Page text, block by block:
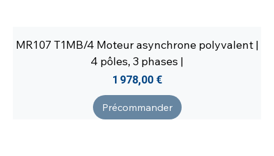
MR107 T1MB/4 Moteur asynchrone polyvalent |
4 pôles, 3 phases |
Prix
1 978,00 €
Précommander